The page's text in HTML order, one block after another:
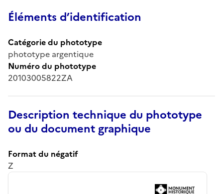
Éléments d’identification
Catégorie du phototype
phototype argentique
Numéro du phototype
20103005822ZA
Description technique du phototype
ou du document graphique
Format du négatif
Z